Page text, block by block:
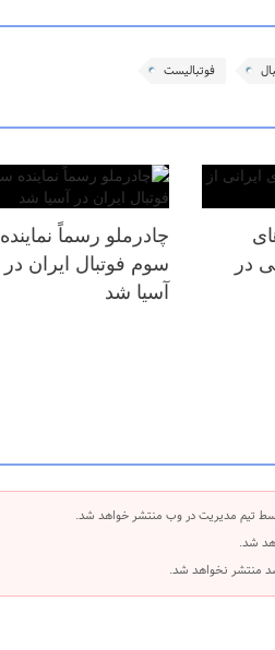
فوتبالیست
در
چادرملو رسماً نماینده
سوم فوتبال ایران در
آسیا شد
تیم مدیریت در وب منتشر خواهد شد.
شد.
منتشر نخواهد شد.